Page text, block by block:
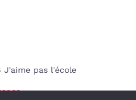
pas l'école